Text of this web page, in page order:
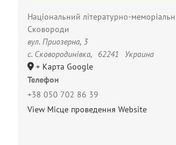
Національний літературно-
Сковороди
вул. Приозерна, 3
с. Сковородинівка, 62241
Украина
+ Карта Google
Телефон
+38 050 702 86 39
View Місце проведення Website